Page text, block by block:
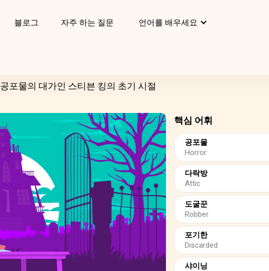
블로그 자주 하는 질문 언어를 배우세요
공포물의 대가인 스티븐 킹의 초기 시절
핵심 어휘
공포물
Horror
다락방
Attic
도굴꾼
Robber
포기한
Discarded
샤이닝